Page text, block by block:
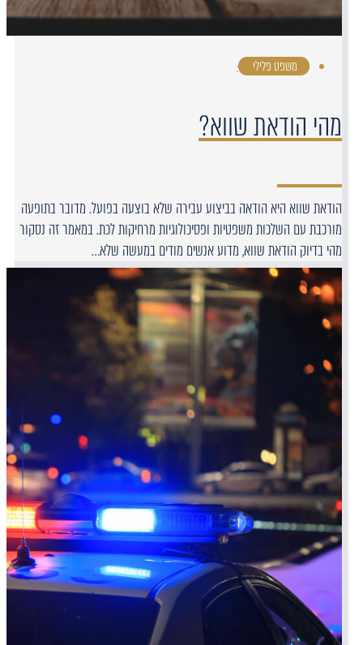
משפט פלילי ·
מהי הודאת שווא?
הודאת שווא היא הודאה בביצוע עבירה שלא בוצעה בפועל. מדובר בתופעה
מורכבת עם השלכות משפטיות ופסיכולוגיות מרחיקות לכת. במאמר זה נסקור
מהי בדיוק הודאת שווא, מדוע אנשים מודים במעשה שלא…